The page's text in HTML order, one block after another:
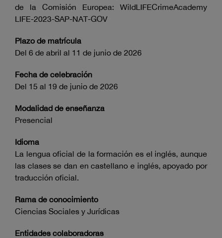
de la Comisión Europea: WildLIFECrimeAcademy
LIFE-2023-SAP-NAT-GOV
Plazo de matrícula
Del 6 de abril al 11 de junio de 2026
Fecha de celebración
Del 15 al 19 de junio de 2026
Modalidad de enseñanza
Presencial
Idioma
La lengua oficial de la formación es el inglés, aunque
las clases se dan en castellano e inglés, apoyado por
traducción oficial.
Rama de conocimiento
Ciencias Sociales y Jurídicas
Entidades colaboradoras